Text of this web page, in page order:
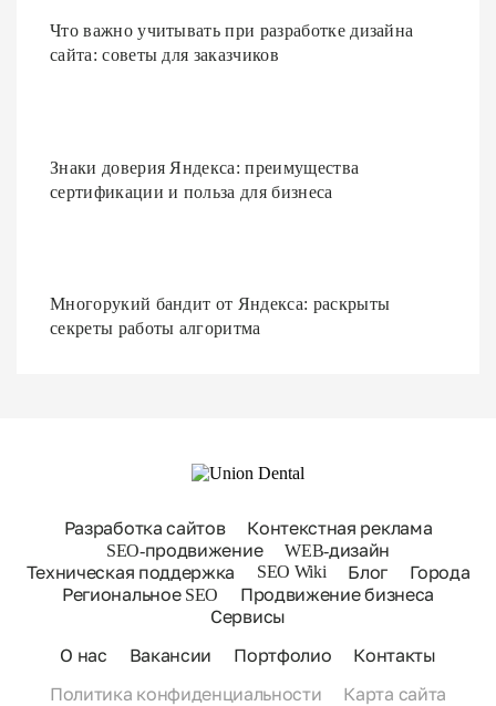
Что важно учитывать при разработке дизайна
сайта: советы для заказчиков
Знаки доверия Яндекса: преимущества
сертификации и польза для бизнеса
Многорукий бандит от Яндекса: раскрыты
секреты работы алгоритма
Разработка сайтов
Контекстная реклама
SEO-продвижение
WEB-дизайн
Техническая поддержка
SEO Wiki Блог
Города
Региональное SEO
Продвижение бизнеса
Сервисы
О нас Вакансии Портфолио Контакты
Политика конфиденциальности Карта сайта